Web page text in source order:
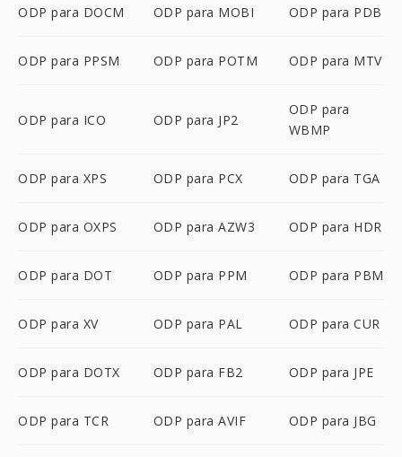
ODP para DOCM ODP para MOBI ODP para PDB
ODP para PPSM ODP para POTM ODP para MTV
ODP para ICO ODP para JP2
ODP para
WBMP
ODP para XPS ODP para PCX ODP para TGA
ODP para OXPS ODP para AZW3 ODP para HDR
ODP para DOT ODP para PPM ODP para PBM
ODP para XV ODP para PAL ODP para CUR
ODP para DOTX ODP para FB2 ODP para JPE
ODP para TCR ODP para AVIF ODP para JBG